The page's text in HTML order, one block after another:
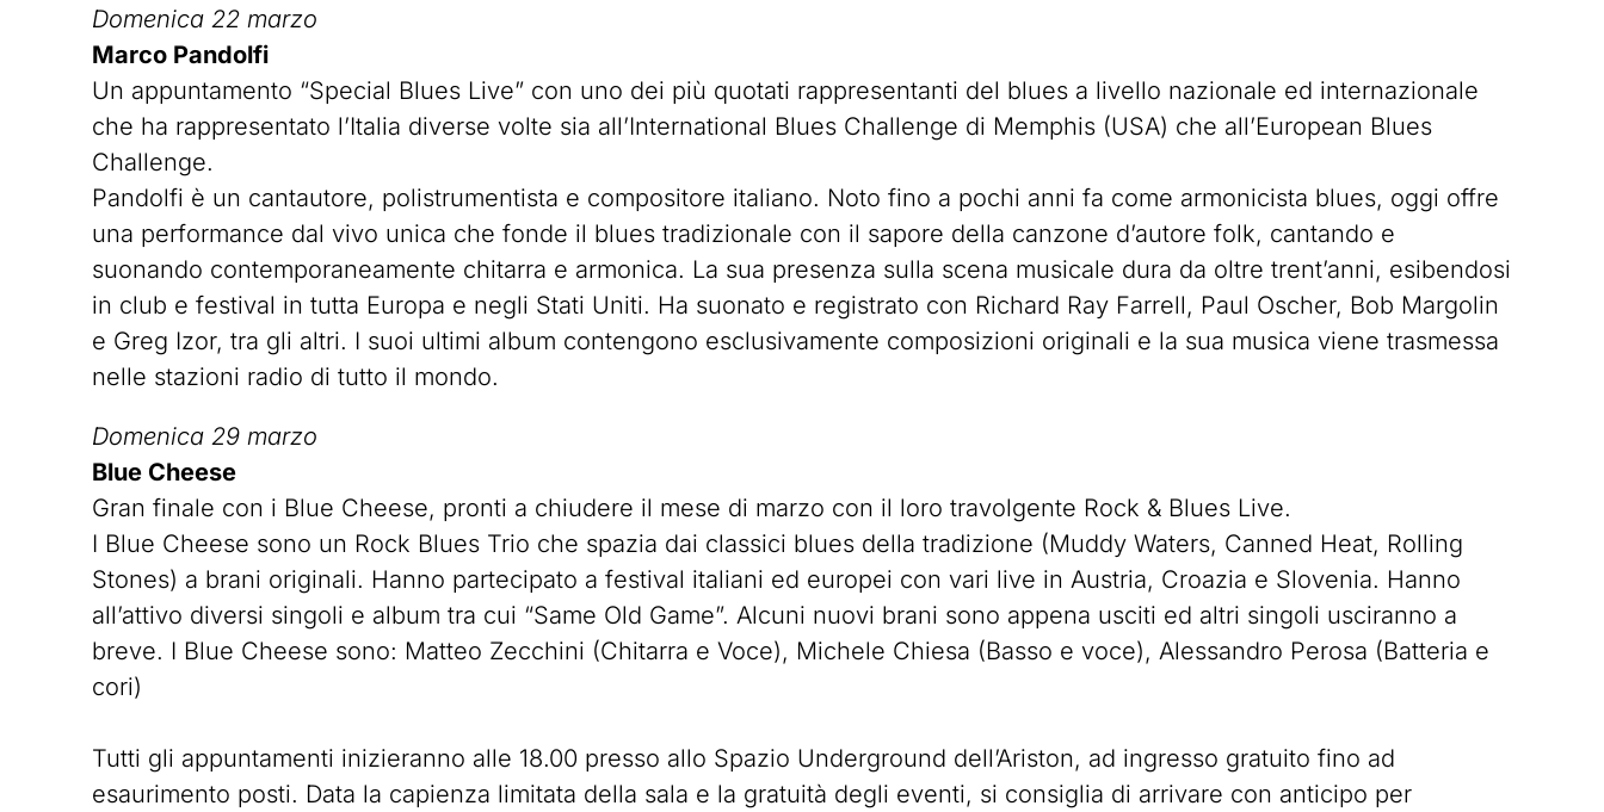
Domenica 22 marzo
Marco Pandolfi
Un appuntamento “Special Blues Live” con uno dei più quotati rappresentanti del blues a livello nazionale ed internazionale
che ha rappresentato l’Italia diverse volte sia all’International Blues Challenge di Memphis (USA) che all’European Blues
Challenge.
Pandolfi è un cantautore, polistrumentista e compositore italiano. Noto fino a pochi anni fa come armonicista blues, oggi offre
una performance dal vivo unica che fonde il blues tradizionale con il sapore della canzone d’autore folk, cantando e
suonando contemporaneamente chitarra e armonica. La sua presenza sulla scena musicale dura da oltre trent’anni, esibendosi
in club e festival in tutta Europa e negli Stati Uniti. Ha suonato e registrato con Richard Ray Farrell, Paul Oscher, Bob Margolin
e Greg Izor, tra gli altri. I suoi ultimi album contengono esclusivamente composizioni originali e la sua musica viene trasmessa
nelle stazioni radio di tutto il mondo.
Domenica 29 marzo
Blue Cheese
Gran finale con i Blue Cheese, pronti a chiudere il mese di marzo con il loro travolgente Rock & Blues Live.
I Blue Cheese sono un Rock Blues Trio che spazia dai classici blues della tradizione (Muddy Waters, Canned Heat, Rolling
Stones) a brani originali. Hanno partecipato a festival italiani ed europei con vari live in Austria, Croazia e Slovenia. Hanno
all’attivo diversi singoli e album tra cui “Same Old Game”. Alcuni nuovi brani sono appena usciti ed altri singoli usciranno a
breve. I Blue Cheese sono: Matteo Zecchini (Chitarra e Voce), Michele Chiesa (Basso e voce), Alessandro Perosa (Batteria e
cori)
Tutti gli appuntamenti inizieranno alle 18.00 presso allo Spazio Underground dell’Ariston, ad ingresso gratuito fino ad
esaurimento posti. Data la capienza limitata della sala e la gratuità degli eventi, si consiglia di arrivare con anticipo per